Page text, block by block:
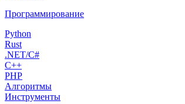
Программирование
Python
Rust
.NET/C#
C++
PHP
Алгоритмы
Инструменты